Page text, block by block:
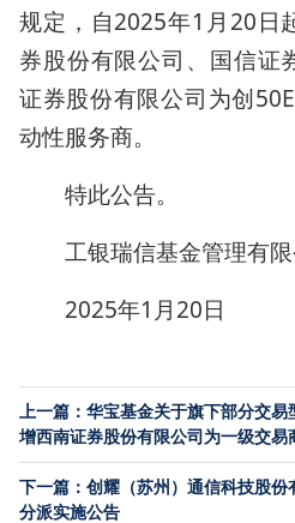
规定，自2025年1月20日
券股份有限公司、国信证
证券股份有限公司为创
动性服务商。
特此公告。
工银瑞信基金管理有
2025年1月20日
上一篇：华宝基金关于旗下部分交
增西南证券股份有限公司为一级交易
下一篇：创耀（苏州）通信科技股
分派实施公告